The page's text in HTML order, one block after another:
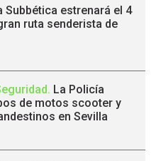
Subbética estrenará el 4
ruta senderista de
. La Policía
de motos scooter y
en Sevilla